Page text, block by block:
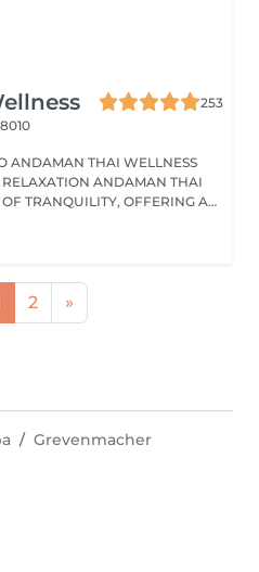
253
ANDAMAN THAI WELLNESS
RELAXATION ANDAMAN THAI
TRANQUILITY, OFFERING A
2 »
Grevenmacher